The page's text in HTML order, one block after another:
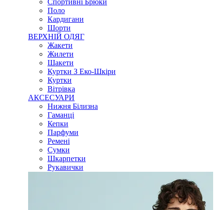
Спортивні Брюки
Поло
Кардигани
Шорти
ВЕРХНІЙ ОДЯГ
Жакети
Жилети
Шакети
Куртки З Еко-Шкіри
Куртки
Вітрівка
АКСЕСУАРИ
Нижня Білизна
Гаманці
Кепки
Парфуми
Ремені
Сумки
Шкарпетки
Рукавички